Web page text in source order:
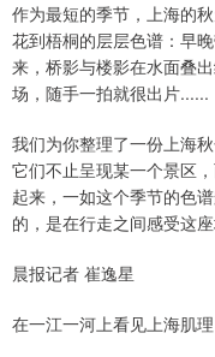
作为最短的季节，上海的
花到梧桐的层层色谱：早
来，桥影与楼影在水面叠
场，随手一拍就很出片......
我们为你整理了一份上海
它们不止呈现某一个景区
起来，一如这个季节的色
的，是在行走之间感受这
晨报记者 崔逸星
在一江一河上看见上海肌